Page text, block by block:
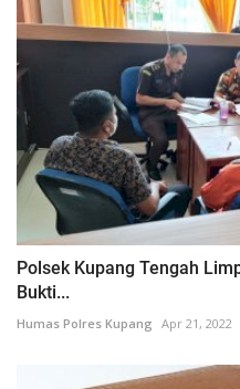
Polsek Kupang Tengah
Bukti...
Humas Polres Kupang Apr 21, 2022